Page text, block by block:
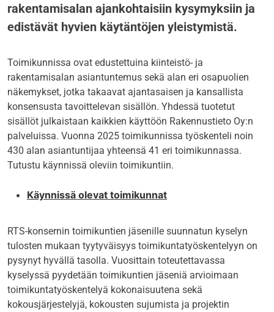
rakentamisalan ajankohtaisiin kysymyksiin ja
edistävät hyvien käytäntöjen yleistymistä.
Toimikunnissa ovat edustettuina kiinteistö- ja
rakentamisalan asiantuntemus sekä alan eri osapuolien
näkemykset, jotka takaavat ajantasaisen ja kansallista
konsensusta tavoittelevan sisällön. Yhdessä tuotetut
sisällöt julkaistaan kaikkien käyttöön Rakennustieto Oy:n
palveluissa. Vuonna 2025 toimikunnissa työskenteli noin
430 alan asiantuntijaa yhteensä 41 eri toimikunnassa.
Tutustu käynnissä oleviin toimikuntiin.
Käynnissä olevat toimikunnat
RTS-konsernin toimikuntien jäsenille suunnatun kyselyn
tulosten mukaan tyytyväisyys toimikuntatyöskentelyyn on
pysynyt hyvällä tasolla. Vuosittain toteutettavassa
kyselyssä pyydetään toimikuntien jäseniä arvioimaan
toimikuntatyöskentelyä kokonaisuutena sekä
kokousjärjestelyjä, kokousten sujumista ja projektin